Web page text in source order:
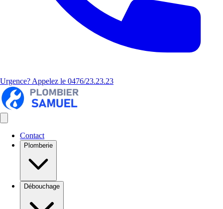
Urgence? Appelez le 0476/23.23.23
Contact
Plomberie
Débouchage